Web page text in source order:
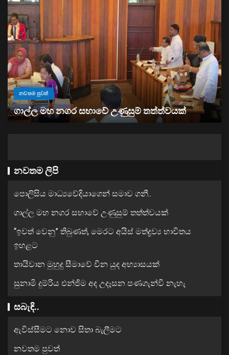
නවතම පුවත්
“ඉවත් වෙනු” තිබුණත්, මෙරට අයිස් මත්ද්‍රව්‍ය භාවිතය
ඉහළට
නවතම ලිපි
පොලිසිය මාධ්‍යවේදියාගෙන් සමාව ගනී..
ගාල්ල මහ නගර සභාවේ උණුසුම් තත්ත්වයක්
“ඉවත් වෙනු” තිබුණත්, මෙරට අයිස් මත්ද්‍රව්‍ය භාවිතය
ඉහළට
තායිවාන මුහුදු සීමාවේ චීන යුද අභ්‍යාසයක්
සුනාමි දුම්රිය එන්ජිම අද උදෑසන පණගැන්වී නැහැ
සබැඳි..
ඇවිස්සීමට නොව සිතා බැලීමට
නවතම පුවත්